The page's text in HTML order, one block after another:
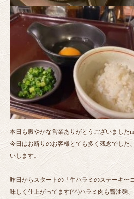
本日も賑やかな営業ありがとうございました
今日はお断りのお客様とても多く残念でした
いします。
昨日からスタートの「牛ハラミのステーキ〜
味しく仕上がってます(^^)ハラミ肉も醤油麹